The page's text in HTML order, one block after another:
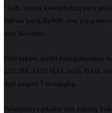
“Jadi, secara keseluruhan para
bahwa uang Rp800 ribu yang
urai Siswanto.
Dari lokasi, polisi mengamankan
125, BK 4349 MAL milik BAH,
dari tangan 7 tersangka.
Selanjutnya pelaku dan barang